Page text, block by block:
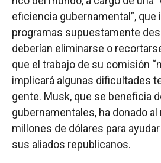
eficiencia gubernamental”, que
programas supuestamente
deberían eliminarse o
que el trabajo de su comisión
implicará algunas dificultades
gente. Musk, que se beneficia
gubernamentales, ha donado
millones de dólares para
sus aliados republicanos.